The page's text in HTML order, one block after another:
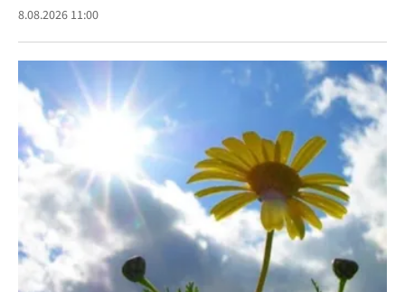
8.08.2026 11:00